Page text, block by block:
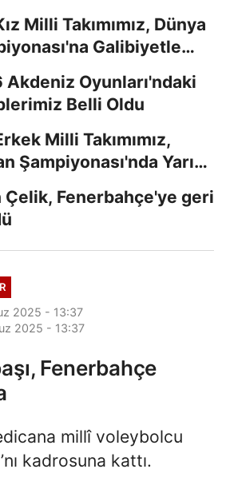
Milli Takımımız, Dünya
Galibiyetle
Akdeniz Oyunları'ndaki
Belli Oldu
Milli Takımımız,
Şampiyonası'nda Yarı
Çelik, Fenerbahçe'ye geri
2025 - 13:37
2025 - 13:37
Fenerbahçe
millî voleybolcu
kadrosuna kattı.